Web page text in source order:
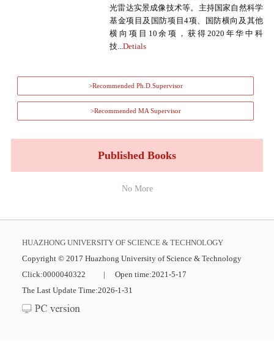
光雷达实景成像技术等。主持国家自然科学
基金项目及国防项目4项、国防横向及其他
横向项目10余项，获得2020年华中科
技...Detials
>Recommended Ph.D.Supervisor
>Recommended MA Supervisor
Published Books
No More
HUAZHONG UNIVERSITY OF SCIENCE & TECHNOLOGY
Copyright © 2017 Huazhong University of Science & Technology
Click:0000040322 | Open time:2021-5-17
The Last Update Time:2026-1 -31